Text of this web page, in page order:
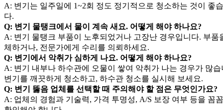
A: 변기는 일주일에 1~2회 정도 정기적으로 청소하는 것이 좋
다.
Q: 변기 물탱크에서 물이 계속 새요. 어떻게 해야 하나요?
A: 변기 물탱크 부품이 노후되었거나 고장난 경우입니다. 부품
체하거나, 전문가에게 수리를 의뢰하세요.
Q: 변기에서 악취가 심하게 나요. 어떻게 해야 하나요?
A: 변기 내부나 하수관에 오물이 쌓여 악취가 나는 경우가 많습
변기를 깨끗하게 청소하고, 하수관 청소를 실시해 보세요.
Q: 변기 뚫음 업체를 선택할 때 주의해야 할 점은 무엇인가요?
A: 업체의 경험과 기술력, 가격 투명성, A/S 보장 여부 등을 꼼